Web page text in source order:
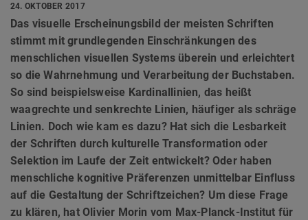
24. OKTOBER 2017
Das visuelle Erscheinungsbild der meisten Schriften
stimmt mit grundlegenden Einschränkungen des
menschlichen visuellen Systems überein und erleichtert
so die Wahrnehmung und Verarbeitung der Buchstaben.
So sind beispielsweise Kardinallinien, das heißt
waagrechte und senkrechte Linien, häufiger als schräge
Linien. Doch wie kam es dazu? Hat sich die Lesbarkeit
der Schriften durch kulturelle Transformation oder
Selektion im Laufe der Zeit entwickelt? Oder haben
menschliche kognitive Präferenzen unmittelbar Einfluss
auf die Gestaltung der Schriftzeichen? Um diese Frage
zu klären, hat Olivier Morin vom Max-Planck-Institut für